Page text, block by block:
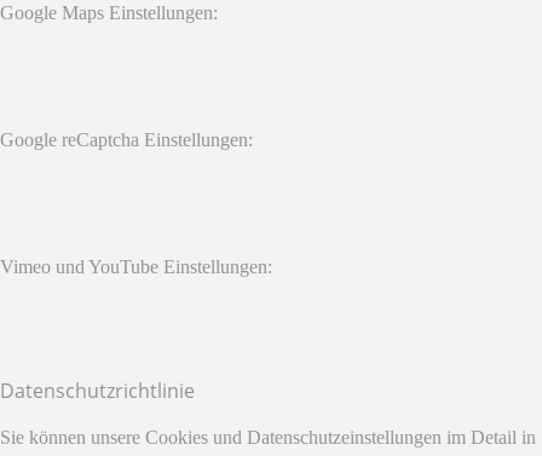
Google Maps Einstellungen:
Google reCaptcha Einstellungen:
Vimeo und YouTube Einstellungen:
Datenschutzrichtlinie
Sie können unsere Cookies und Datenschutzeinstellungen im Detail in